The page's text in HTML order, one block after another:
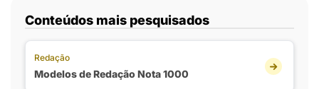
Conteúdos mais pesquisados
Redação
Modelos de Redação Nota 1000